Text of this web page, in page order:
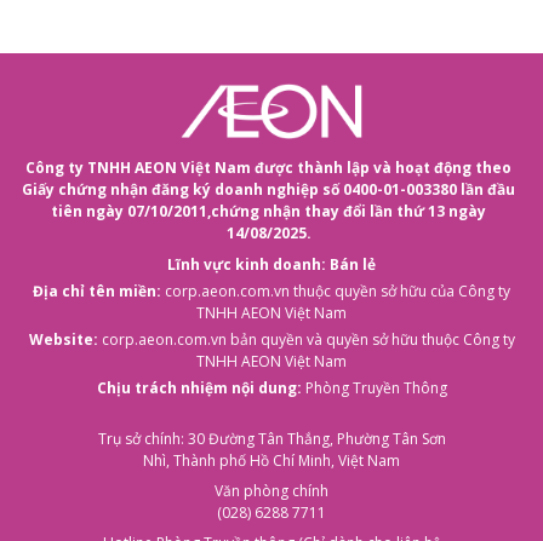
Công ty TNHH AEON Việt Nam được thành lập và hoạt động theo
Giấy chứng nhận đăng ký doanh nghiệp số 0400-01-003380 lần đầu
tiên ngày 07/10/2011,chứng nhận thay đổi lần thứ 13 ngày
14/08/2025.
Lĩnh vực kinh doanh: Bán lẻ
Địa chỉ tên miền: corp.aeon.com.vn thuộc quyền sở hữu của Công ty
TNHH AEON Việt Nam
Website: corp.aeon.com.vn bản quyền và quyền sở hữu thuộc Công ty
TNHH AEON Việt Nam
Chịu trách nhiệm nội dung: Phòng Truyền Thông
Trụ sở chính: 30 Đường Tân Thắng, Phường Tân Sơn
Nhì, Thành phố Hồ Chí Minh, Việt Nam
Văn phòng chính
(028) 6288 7711